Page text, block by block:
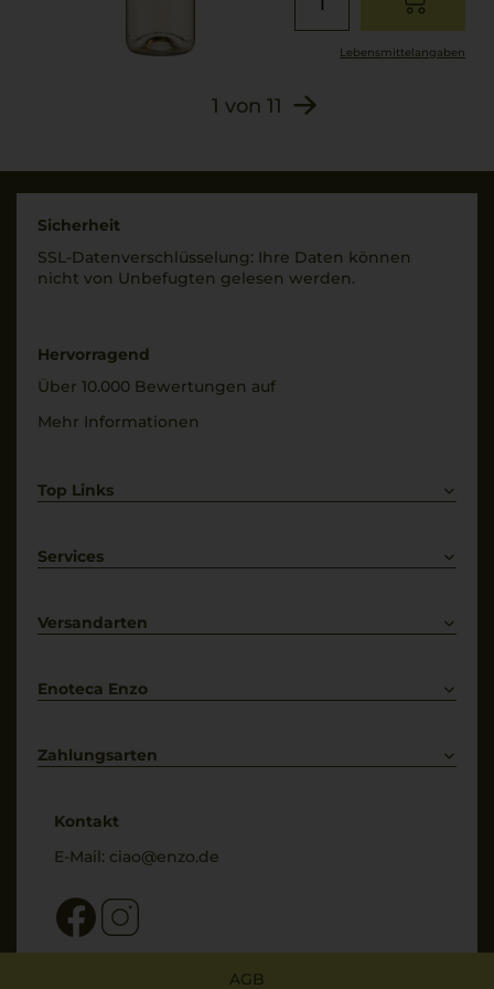
Konservierungsstoffe
(KALIUMMETABISULFIT)
(Citronensäure, Hefe-
Lebensmittel­angaben
1 von 11
Sicherheit
SSL-Daten­verschlüs­selung: Ihre Daten können
nicht von Unbe­fugten gelesen werden.
Hervorragend
Über 10.000 Bewertungen auf
Mehr Informationen
Top Links
Weißwein
Services
Kontakt
Versandarten
Enoteca Enzo
Bewertungs-Richtlinien
Zahlungsarten
Kontakt
E-Mail: ciao@enzo.de
AGB